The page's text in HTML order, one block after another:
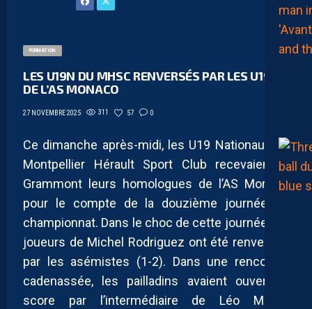
FORMATION
LES U19N DU MHSC RENVERSÉS PAR LES U19N
DE L’AS MONACO
27 NOVEMBRE 2025 311 57 0
Ce dimanche après-midi, les U19 Nationaux du
Montpellier Hérault Sport Club recevaient à
Grammont leurs homologues de l’AS Monaco
pour le compte de la douzième journée du
championnat. Dans le choc de cette journée, les
joueurs de Michel Rodriguez ont été renversés
par les asémistes (1-2). Dans une rencontre
cadenassée, les pailladins avaient ouvert le
score par l’intermédiaire de Léo Mellin.